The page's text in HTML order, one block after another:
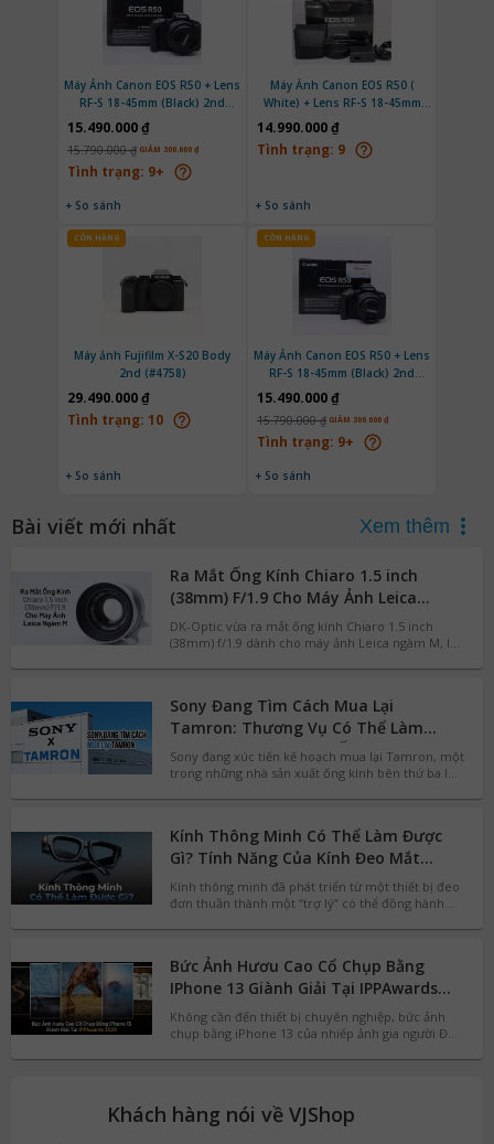
Máy Ảnh Canon EOS R50 + Lens
RF-S 18-45mm (Black) 2nd
(#5950/9520)
15.490.000 ₫
15.790.000 ₫ GIẢM 300.000 ₫
+ So sánh
Tình trạng: 9+
Máy ảnh Fujifilm X-S20 Body
2nd (#4758)
29.490.000 ₫
+ So sánh
Tình trạng: 10
CÒN HÀNG
Máy Ảnh Canon EOS R50 (
White) + Lens RF-S 18-45mm
2nd (#4032/1272)
14.990.000 ₫
+ So sánh
Tình trạng: 9
Máy Ảnh Canon EOS R50 + Lens
RF-S 18-45mm (Black) 2nd
(#2529/7559)
15.490.000 ₫
15.790.000 ₫ GIẢM 300.000 ₫
+ So sánh
Tình trạng: 9+
CÒN HÀNG
Bài viết mới nhất Xem thêm
Ra Mắt Ống Kính Chiaro 1.5 inch
(38mm) F/1.9 Cho Máy Ảnh Leica
Ngàm M
DK-Optic vừa ra mắt ống kính Chiaro 1.5 inch
(38mm) f/1.9 dành cho máy ảnh Leica ngàm M, lấy
chất hội họa và vẫn sử dụng đơn vị inch để giữ
nguyên cách gọi truyền thống của phiên bản gốc.
Sony Đang Tìm Cách Mua Lại
Tamron: Thương Vụ Có Thể Làm
Thay Đổi Thị Trường Ống Kính
Sony đang xúc tiến kế hoạch mua lại Tamron, một
trong những nhà sản xuất ống kính bên thứ ba lớn
thể trở thành một trong những sự kiện đáng chú ý
nhất của ngành nhiếp ảnh trong nhiều năm trở lại
đây, đặc biệt với người dùng Sony, Nikon, Canon
và Fujifilm.
Kính Thông Minh Có Thể Làm Được
Gì? Tính Năng Của Kính Đeo Mắt
Thông Minh Hiện Đại
Kính thông minh đã phát triển từ một thiết bị đeo
đơn thuần thành một “trợ lý” có thể đồng hành
hơn nữa, phục vụ vô số nhu cầu của người dùng.
Cụ thể hơn, kính thông minh có thể làm được
những gì? Hãy cùng VJShop.vn tìm hiểu chi tiết
trong bài viết dưới đây.
Bức Ảnh Hươu Cao Cổ Chụp Bằng
IPhone 13 Giành Giải Tại IPPAwards
2026
Không cần đến thiết bị chuyên nghiệp, bức ảnh
chụp bằng iPhone 13 của nhiếp ảnh gia người Đức
nhưng cũng không kém phần ấn tượng cùng
Khách hàng nói về VJShop